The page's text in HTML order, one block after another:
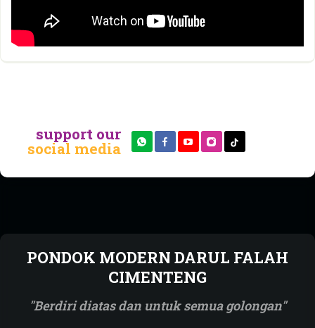
support our
social media
PONDOK MODERN DARUL FALAH
CIMENTENG
Berdiri diatas dan untuk semua golongan